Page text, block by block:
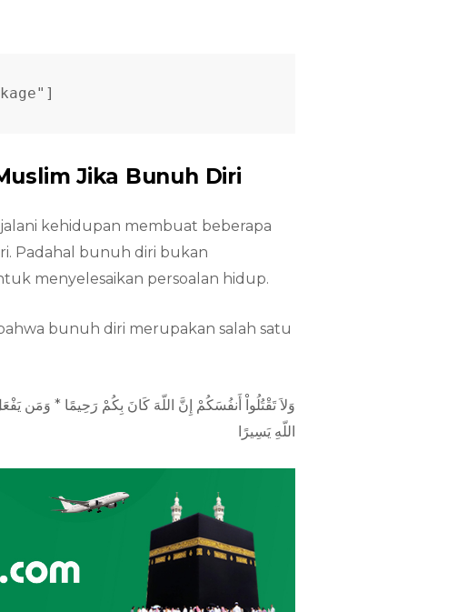
Jika Bunuh Diri
kehidupan membuat beberapa
Padahal bunuh diri bukan
menyelesaikan persoalan hidup.
bunuh diri merupakan salah satu
وَلاَ تَقْتُلُواْ أَنفُسَكُمْ إِنَّ اللّهَ كَانَ بِكُمْ رَحِيمًا * وَمَن
اللّهِ يَسِيرًا